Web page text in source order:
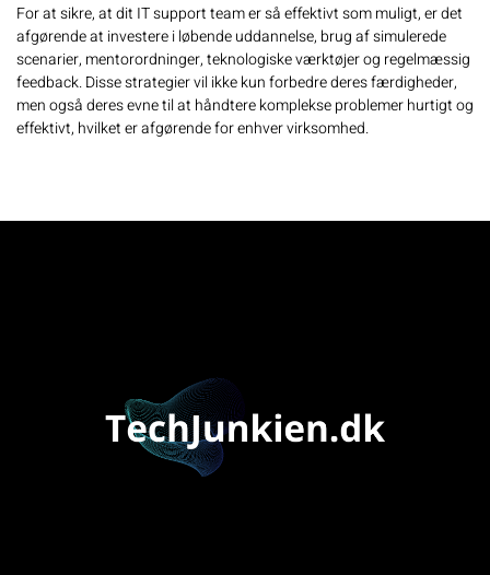
For at sikre, at dit IT support team er så effektivt som muligt, er det
afgørende at investere i løbende uddannelse, brug af simulerede
scenarier, mentorordninger, teknologiske værktøjer og regelmæssig
feedback. Disse strategier vil ikke kun forbedre deres færdigheder,
men også deres evne til at håndtere komplekse problemer hurtigt og
effektivt, hvilket er afgørende for enhver virksomhed.